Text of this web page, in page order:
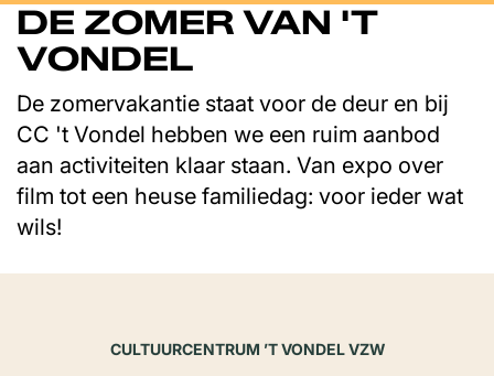
DE ZOMER VAN 'T
VONDEL
De zomervakantie staat voor de deur en bij
CC 't Vondel hebben we een ruim aanbod
aan activiteiten klaar staan. Van expo over
film tot een heuse familiedag: voor ieder wat
wils!
CULTUURCENTRUM ’T VONDEL VZW